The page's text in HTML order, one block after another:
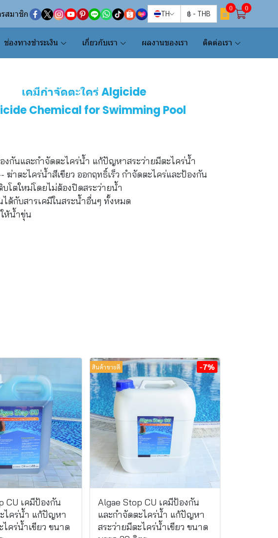
สมาชิก TH ฿ - THB
0 0
ช่องทางชำระเงิน เกี่ยวกับเรา ผลงานของเรา ติดต่อเรา
เคมีกำจัดตะใคร่ Algicide
Chemical for Swimming Pool
งกันและกำจัดตะไคร่น้ำ แก้ปัญหาสระว่ายมีตะไคร่น้ำ
ฆ่าตะไคร่น้ำสีเขียว ออกฤทธิ์เร็ว กำจัดตะไคร่และป้องกัน
บโตใหม่โดยไม่ต้องปิดสระว่ายน้ำ
ได้กับสารเคมีในสระน้ำอื่นๆ ทั้งหมด
ห้น้ำขุ่น
CU เคมีป้องกัน
ไคร่น้ำ แก้ปัญหา
ไคร่น้ำเขียว ขนาด
สินค้าขายดี -7%
Algae Stop CU เคมีป้องกัน
และกำจัดตะไคร่น้ำ แก้ปัญหา
สระว่ายมีตะไคร่น้ำเขียว ขนาด